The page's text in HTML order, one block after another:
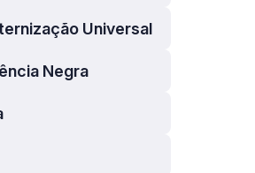
Universal
Negra